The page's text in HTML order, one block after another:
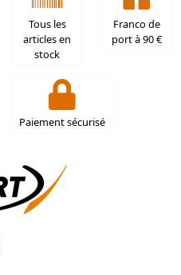
Tous les
articles en
stock
Franco de
port à 90 €
Paiement sécurisé